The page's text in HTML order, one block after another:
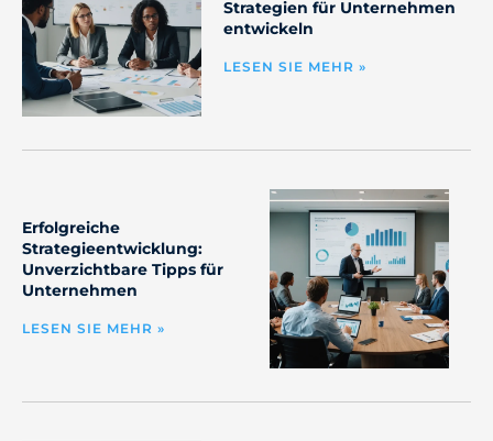
Strategien für Unternehmen
entwickeln
LESEN SIE MEHR »
Erfolgreiche
Strategieentwicklung:
Unverzichtbare Tipps für
Unternehmen
LESEN SIE MEHR »